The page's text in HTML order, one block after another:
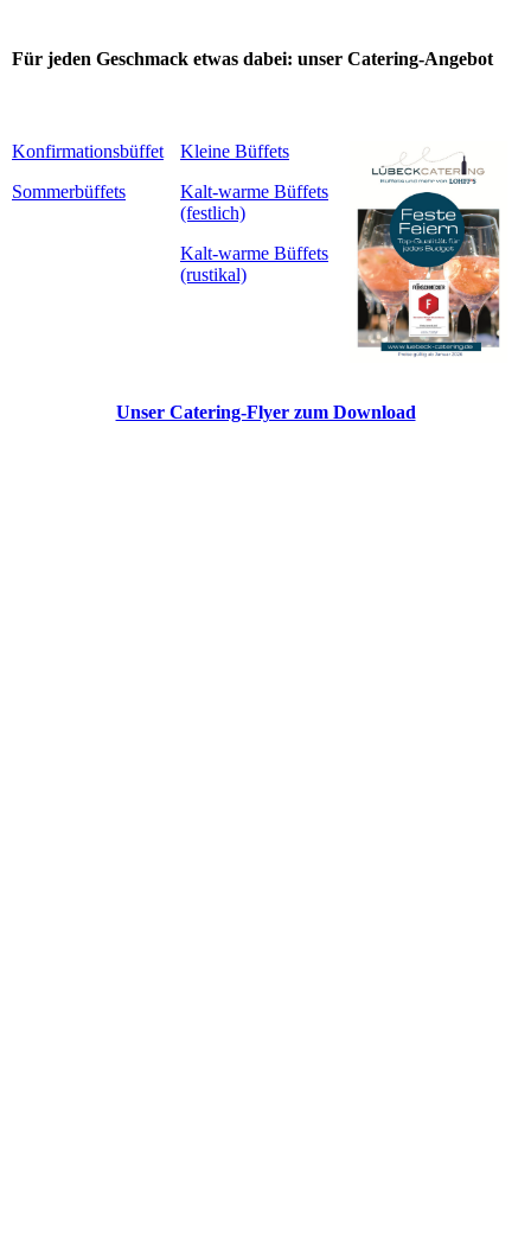
Für jeden Geschmack etwas dabei: unser Catering-Angebot
Konfirmationsbüffet
Sommerbüffets
Kleine Büffets
Kalt-warme Büffets
(festlich)
Kalt-warme Büffets
(rustikal)
Unser Catering-Flyer zum Download